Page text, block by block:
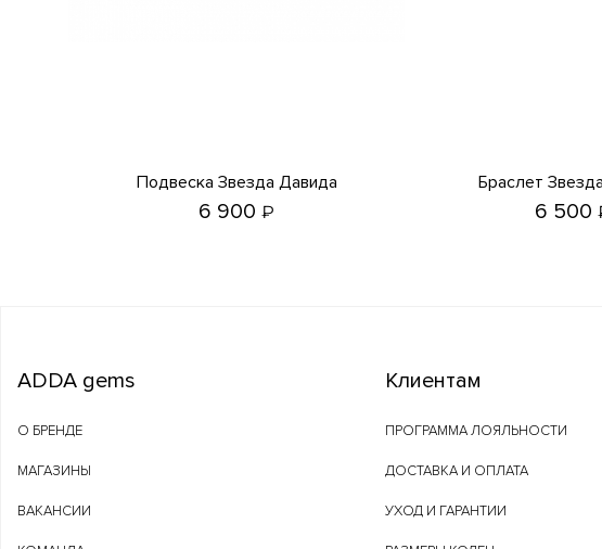
Подвеска Звезда Давида
6 900 ₽
Браслет
6 500
ADDA gems
О БРЕНДЕ
МАГАЗИНЫ
ВАКАНСИИ
Клиентам
ПРОГРАММА ЛОЯЛЬНОСТИ
ДОСТАВКА И ОПЛАТА
УХОД И ГАРАНТИИ